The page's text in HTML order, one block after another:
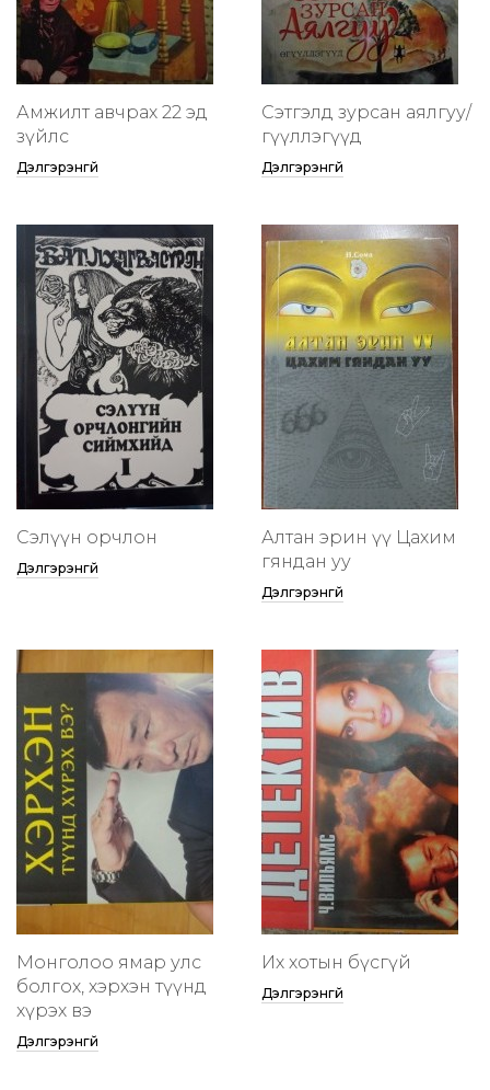
Амжилт авчрах 22 эд
зүйлс
Дэлгэрэнгүй
Сэтгэлд зурсан аялгуу/
өгүүллэгүүд
Дэлгэрэнгүй
Сэлүүн орчлон
Дэлгэрэнгүй
Алтан эрин үү Цахим
гяндан уу
Дэлгэрэнгүй
Монголоо ямар улс
болгох, хэрхэн түүнд
хүрэх вэ
Дэлгэрэнгүй
Их хотын бүсгүй
Дэлгэрэнгүй